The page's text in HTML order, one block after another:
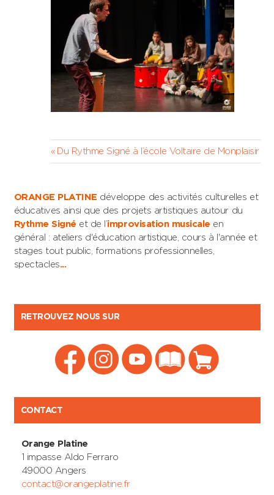
Navigation
l’article
Previous
Post:
Du Rythme Signé à l’école Voltaire de Monplaisir
ORANGE PLATINE développe des activités culturelles et
éducatives ainsi que des projets artistiques autour du
Rythme Signé et de l’improvisation musicale en
général : ateliers d'éducation artistique, cours à l'année et
stages tout public, formations professionnelles,
spectacles...
RETROUVEZ NOUS SUR
CONTACT
Orange Platine
1 impasse Aldo Ferraro
49000 Angers
contact@orangeplatine.fr